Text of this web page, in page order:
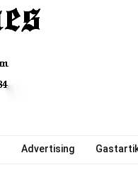
Advertising